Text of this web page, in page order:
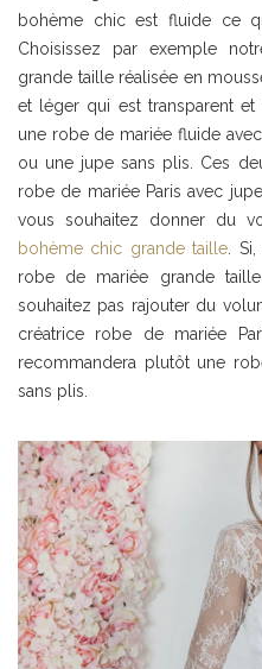
bohème chic est fluide ce
Choisissez par exemple
grande taille réalisée en
et léger qui est transparent
une robe de mariée fluide
ou une jupe sans plis. Ces
robe de mariée Paris avec
vous souhaitez donner du
bohème chic grande taille.
robe de mariée grande
souhaitez pas rajouter du
créatrice robe de mariée
recommandera plutôt une
sans plis.